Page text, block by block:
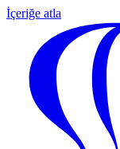
İçeriğe atla